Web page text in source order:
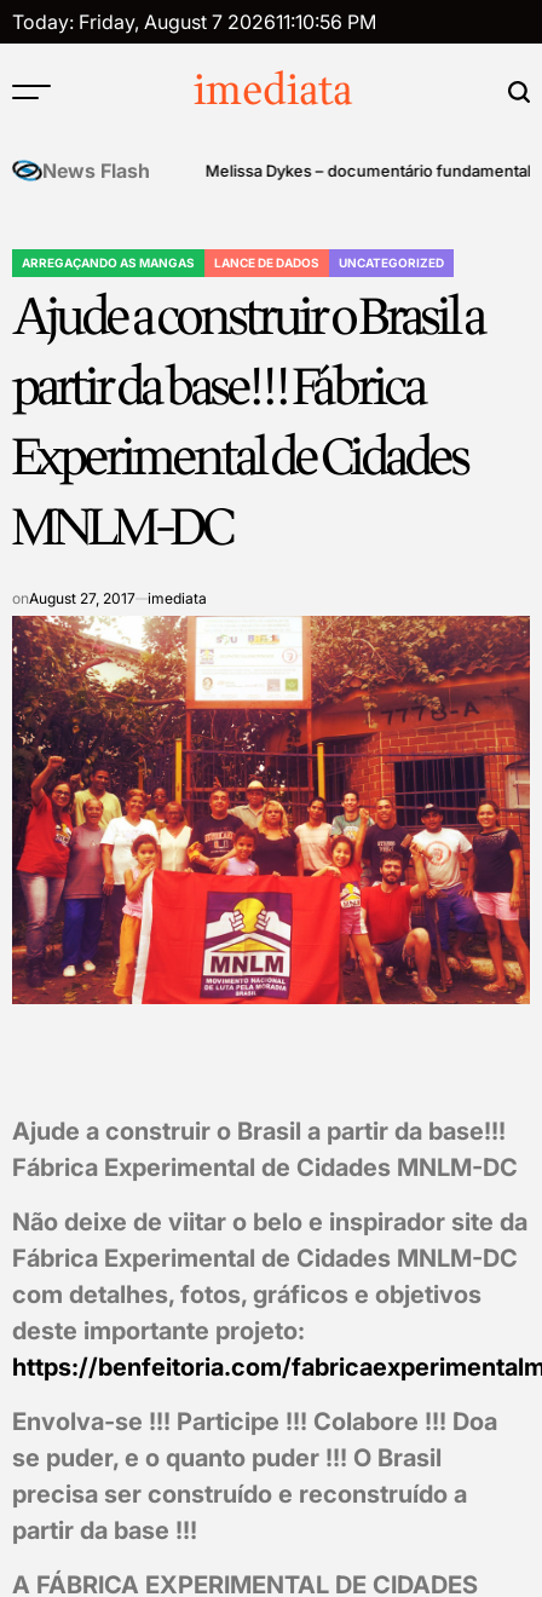
Skip
to
Today: Friday, August 7 202611:10:57 PM
imediata
News Flash
by Aaron & Melissa Dykes – documentário fundamental
POSTED
ARREGAÇANDO AS MANGAS LANCE DE DADOS UNCATEGORIZED
Ajude a construir o Brasil a
partir da base!!! Fábrica
Experimental de Cidades
MNLM-DC
onAugust 27, 2017 imediata
Ajude a construir o Brasil a partir da base!!!
Fábrica Experimental de Cidades MNLM-DC
Não deixe de viitar o belo e inspirador site da
Fábrica Experimental de Cidades MNLM-DC
com detalhes, fotos, gráficos e objetivos
deste importante projeto:
https://benfeitoria.com/
Envolva-se !!! Participe !!! Colabore !!! Doa
se puder, e o quanto puder !!! O Brasil
precisa ser construído e reconstruído a
partir da base !!!
A FÁBRICA EXPERIMENTAL DE CIDADES